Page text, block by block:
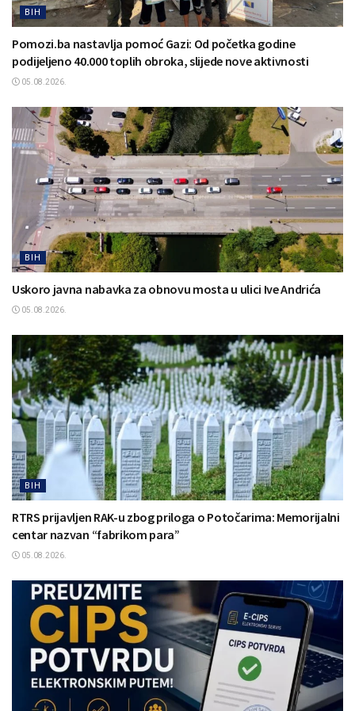
BIH
Pomozi.ba nastavlja pomoć Gazi: Od početka godine
podijeljeno 40.000 toplih obroka, slijede nove aktivnosti
05.08.2026.
BIH
Uskoro javna nabavka za obnovu mosta u ulici Ive Andrića
05.08.2026.
BIH
RTRS prijavljen RAK-u zbog priloga o Potočarima: Memorijalni
centar nazvan “fabrikom para”
05.08.2026.